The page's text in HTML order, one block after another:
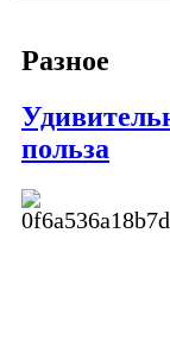
Разное
польза